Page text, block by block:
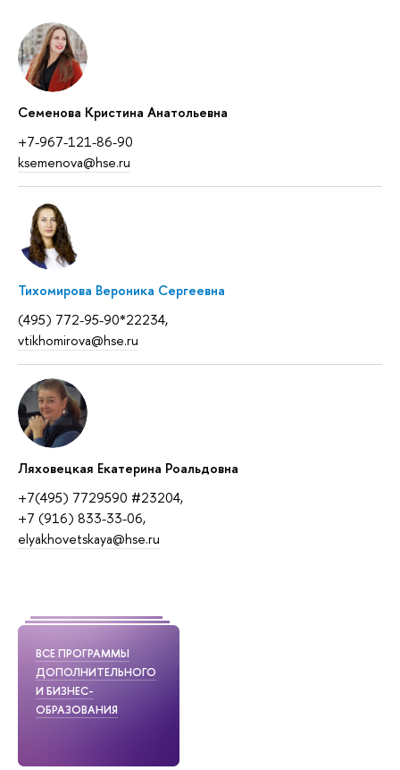
Семенова Кристина Анатольевна
+7-967-121-86-90
ksemenova@hse.ru
Тихомирова Вероника Сергеевна
(495) 772-95-90*22234,
vtikhomirova@hse.ru
Ляховецкая Екатерина Роальдовна
+7(495) 7729590 #23204,
+7 (916) 833-33-06,
elyakhovetskaya@hse.ru
ВСЕ ПРОГРАММЫ
ДОПОЛНИТЕЛЬНОГО
И БИЗНЕС-
ОБРАЗОВАНИЯ